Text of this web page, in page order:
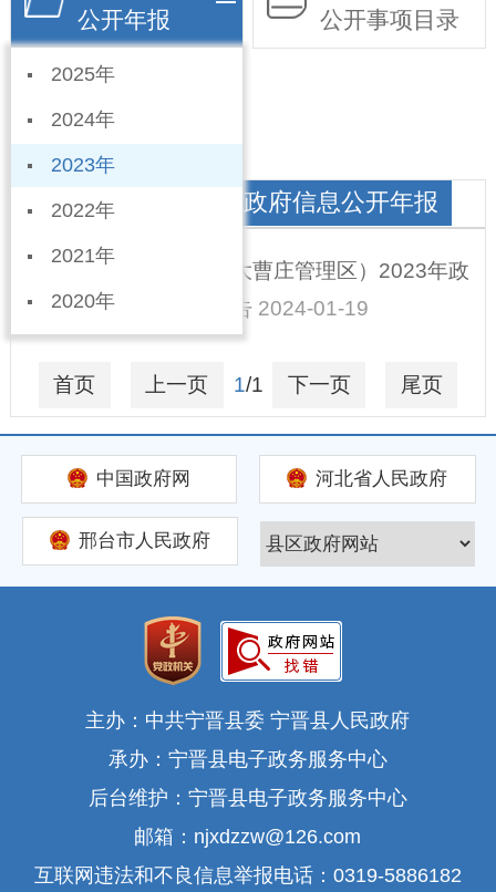
公开年报
2025年
2024年
2023年
2022年
2021年
2020年
公开事项目录
依申请公开
经济开发区（西城）政府信息公开年报
河北宁晋经济开发区（大曹庄管理区）2023年政
府信息公开工作年度报告 2024-01-19
首页 上一页 1/1 下一页 尾页
中国政府网 河北省人民政府
邢台市人民政府
主办：中共宁晋县委 宁晋县人民政府
承办：宁晋县电子政务服务中心
后台维护：宁晋县电子政务服务中心
邮箱：njxdzzw@126.com
互联网违法和不良信息举报电话：0319-5886182